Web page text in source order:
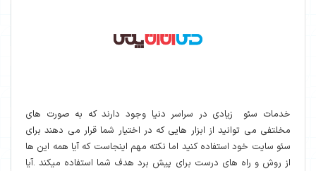
خدمات سئو زیادی در سراسر دنیا وجود دارند که به صورت های
مخلتفی می توانید از ابزار هایی که در اختیار شما قرار می دهند برای
سئو سایت خود استفاده کنید اما نکته مهم اینجاست که آیا همه این ها
از روش و راه های درست برای پیش برد هدف شما استفاده میکند .آیا